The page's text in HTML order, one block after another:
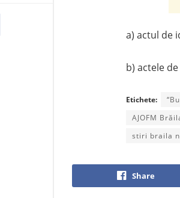
a) actul de
b) actele
Etichete:
AJOFM
stiri braila
Share